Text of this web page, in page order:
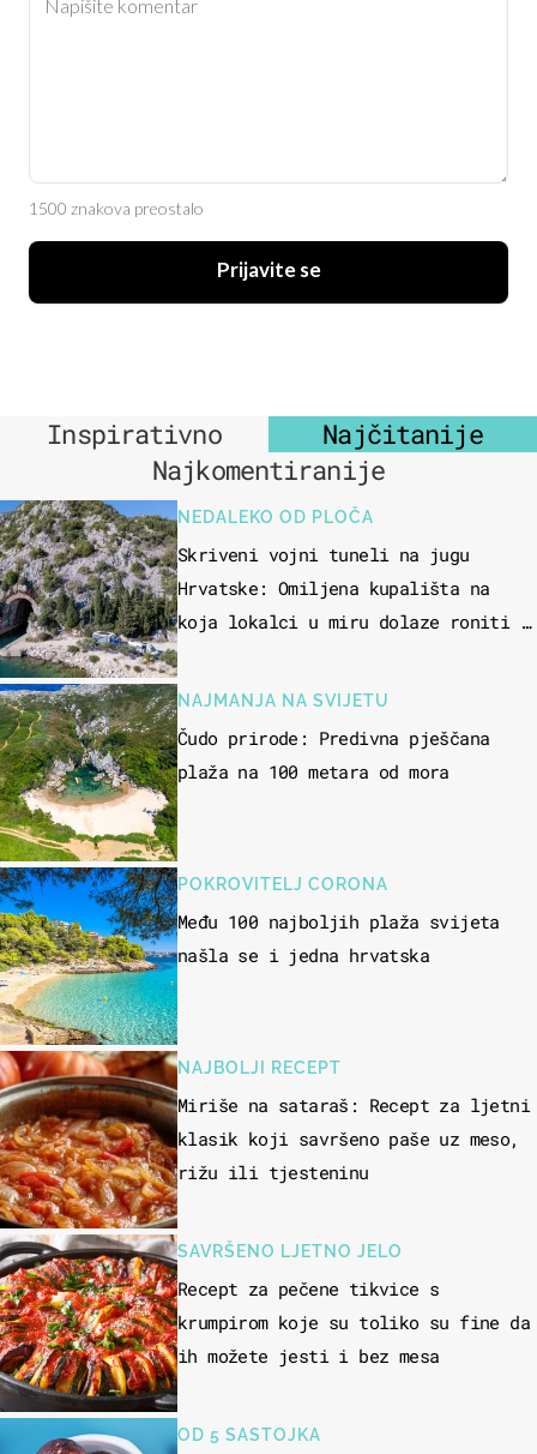
1500 znakova preostalo
Prijavite se
Inspirativno
Najčitanije
Najkomentiranije
NEDALEKO OD PLOČA
Skriveni vojni tuneli na jugu
Hrvatske: Omiljena kupališta na
koja lokalci u miru dolaze roniti i
NAJMANJA NA SVIJETU
Čudo prirode: Predivna pješčana
plaža na 100 metara od mora
POKROVITELJ CORONA
Među 100 najboljih plaža svijeta
našla se i jedna hrvatska
NAJBOLJI RECEPT
Miriše na sataraš: Recept za ljetni
klasik koji savršeno paše uz meso,
rižu ili tjesteninu
SAVRŠENO LJETNO JELO
Recept za pečene tikvice s
krumpirom koje su toliko su fine da
ih možete jesti i bez mesa
OD 5 SASTOJKA